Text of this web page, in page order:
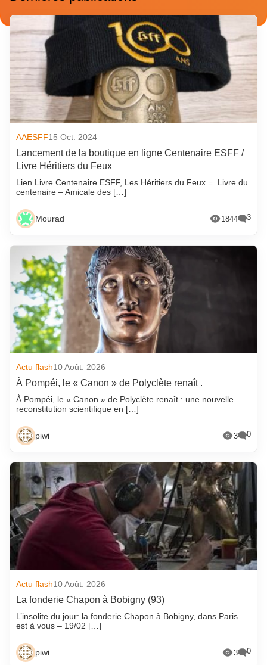
AAESFF15 Oct. 2024
Lancement de la boutique en ligne Centenaire ESFF /
Livre Héritiers du Feux
Lien Livre Centenaire ESFF, Les Héritiers du Feux = Livre du
centenaire – Amicale des […]
Mourad 1844 3
Actu flash10 Août. 2026
À Pompéi, le « Canon » de Polyclète renaît .
À Pompéi, le « Canon » de Polyclète renaît : une nouvelle
reconstitution scientifique en […]
piwi 3 0
Actu flash10 Août. 2026
La fonderie Chapon à Bobigny (93)
L’insolite du jour: la fonderie Chapon à Bobigny, dans Paris
est à vous – 19/02 […]
piwi 3 0